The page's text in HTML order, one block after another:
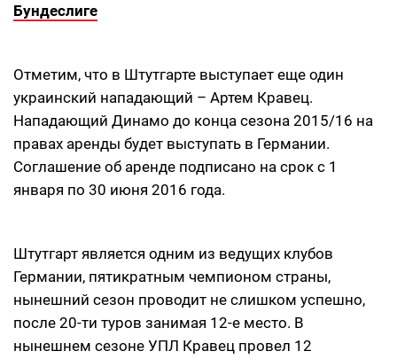
Бундеслиге
Отметим, что в Штутгарте выступает еще один
украинский нападающий – Артем Кравец.
Нападающий Динамо до конца сезона 2015/16 на
правах аренды будет выступать в Германии.
Соглашение об аренде подписано на срок с 1
января по 30 июня 2016 года.
Штутгарт является одним из ведущих клубов
Германии, пятикратным чемпионом страны,
нынешний сезон проводит не слишком успешно,
после 20-ти туров занимая 12-е место. В
нынешнем сезоне УПЛ Кравец провел 12